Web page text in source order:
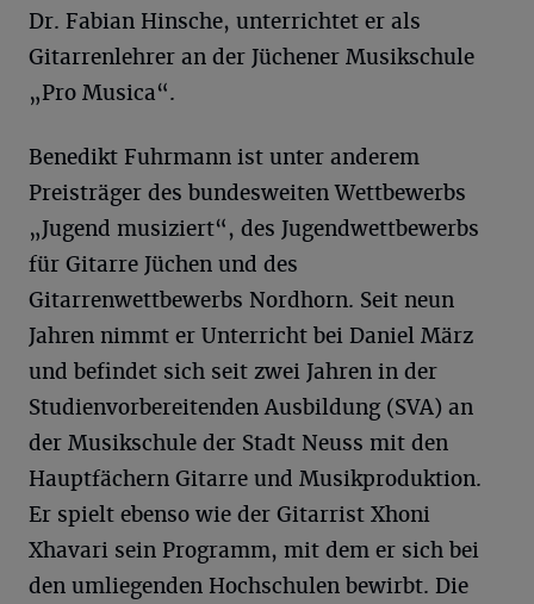
Dr. Fabian Hinsche, unterrichtet er als
Gitarrenlehrer an der Jüchener Musikschule
„Pro Musica“.
Benedikt Fuhrmann ist unter anderem
Preisträger des bundesweiten Wettbewerbs
„Jugend musiziert“, des Jugendwettbewerbs
für Gitarre Jüchen und des
Gitarrenwettbewerbs Nordhorn. Seit neun
Jahren nimmt er Unterricht bei Daniel März
und befindet sich seit zwei Jahren in der
Studienvorbereitenden Ausbildung (SVA) an
der Musikschule der Stadt Neuss mit den
Hauptfächern Gitarre und Musikproduktion.
Er spielt ebenso wie der Gitarrist Xhoni
Xhavari sein Programm, mit dem er sich bei
den umliegenden Hochschulen bewirbt. Die